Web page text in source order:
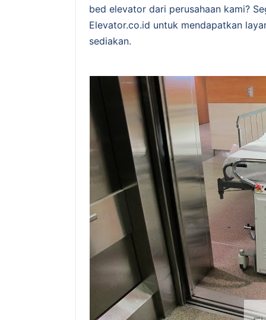
bed elevator dari perusahaan kami?
Elevator.co.id untuk mendapatkan
sediakan.